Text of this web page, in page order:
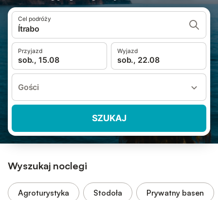
Cel podróży
Ítrabo
Przyjazd
sob., 15.08
Wyjazd
sob., 22.08
Gości
SZUKAJ
Wyszukaj noclegi
Agroturystyka Stodoła Prywatny basen